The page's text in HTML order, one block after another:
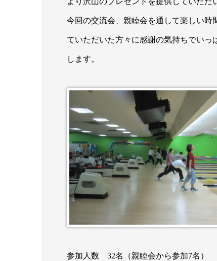
今回の交流会、親睦会を通して楽しい時
ていただいた方々に感謝の気持ちでい
します。
参加人数 32名（親睦会から参加7名）